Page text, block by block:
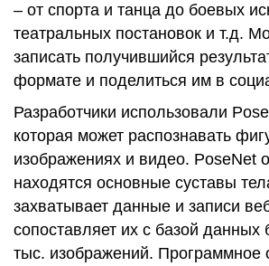
– от спорта и танца до боевых
театральных постановок и т.д.
записать получившийся
формате и поделиться им в
Разработчики использовали
которая может распознавать
изображениях и видео. PoseNet
находятся основные суставы
захватывает данные и записи
сопоставляет их с базой данных
тыс. изображений. Программное